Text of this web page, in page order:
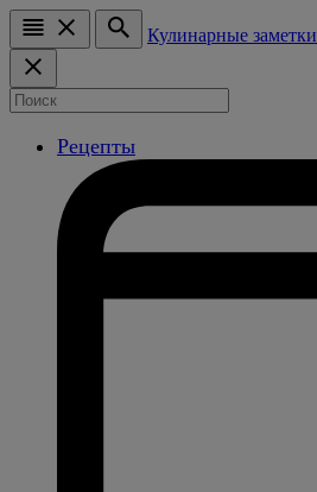
Кулинарные заметки
Рецепты